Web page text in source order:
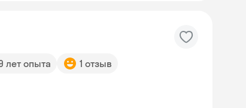
лет опыта 1 отзыв